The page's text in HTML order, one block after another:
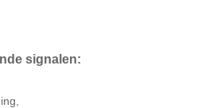
signalen: